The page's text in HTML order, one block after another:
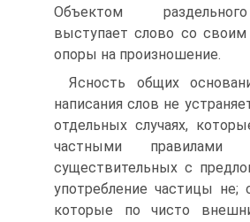
Объектом
выступает слово со своим
опоры на произношение.
Ясность общих
написания слов не
отдельных случаях,
частными правилами
существительных с
употребление частицы не;
которые по чисто